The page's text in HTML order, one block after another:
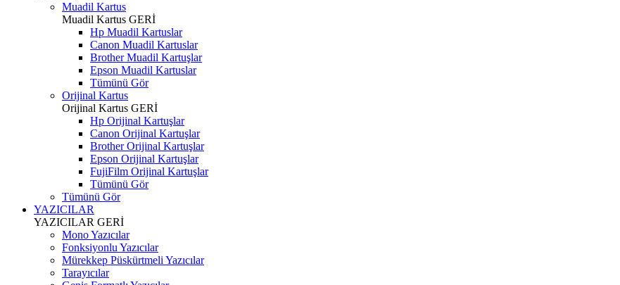
Muadil Kartus
Muadil Kartus GERİ
Hp Muadil Kartuslar
Canon Muadil Kartuslar
Brother Muadil Kartuşlar
Epson Muadil Kartuslar
Tümünü Gör
Orijinal Kartus
Orijinal Kartus GERİ
Hp Orijinal Kartuşlar
Canon Orijinal Kartuşlar
Brother Orijinal Kartuşlar
Epson Orijinal Kartuşlar
FujiFilm Orijinal Kartuşlar
Tümünü Gör
Tümünü Gör
YAZICILAR
YAZICILAR GERİ
Mono Yazıcılar
Fonksiyonlu Yazıcılar
Mürekkep Püskürtmeli Yazıcılar
Tarayıcılar